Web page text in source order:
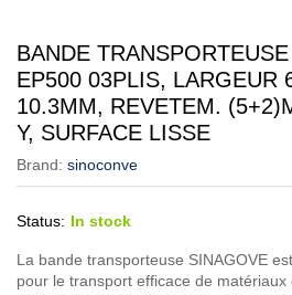
BANDE
EP500 03PLIS, LARGEUR
10.3MM, REVETEM.
Y, SURFACE LISSE
Brand: sinoconve
Status: In stock
La bande transporteuse SINAGOVE
pour le transport efficace de matériaux